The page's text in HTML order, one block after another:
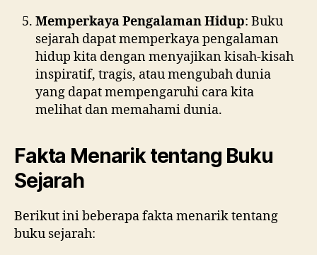
Memperkaya Pengalaman Hidup: Buku
sejarah dapat memperkaya pengalaman
hidup kita dengan menyajikan kisah-kisah
inspiratif, tragis, atau mengubah dunia
yang dapat mempengaruhi cara kita
melihat dan memahami dunia.
Fakta Menarik tentang Buku
Sejarah
Berikut ini beberapa fakta menarik tentang
buku sejarah: